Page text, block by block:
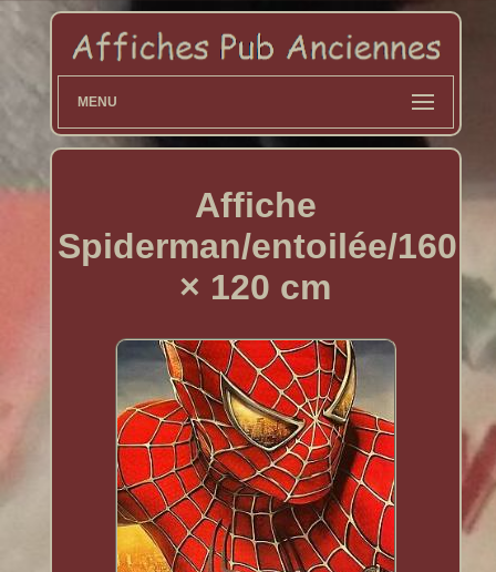
MENU
Affiche
Spiderman/entoilée/160
× 120 cm